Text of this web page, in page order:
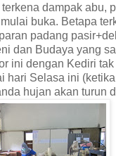
dampak abu,
buka. Betapa
padang
dan Budaya yang
ini dengan Kediri
hari Selasa ini
hujan akan turun